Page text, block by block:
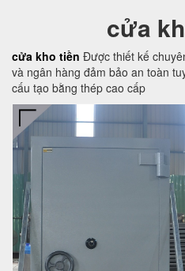
cửa
cửa kho tiền Được thiết kế
và ngân hàng đảm bảo an toàn
cấu tạo bằng thép cao cấp